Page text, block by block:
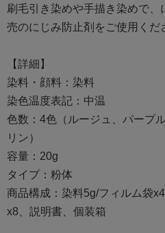
刷毛引き染めや手描き染めで、
売のにじみ防止剤をご使用くだ
【詳細】
染料・顔料：染料
染色温度表記：中温
色数：4色（ルージュ、パープ
リン）
容量：20g
タイプ：粉体
商品構成：染料5g/フィルム袋
x8、説明書、個装箱